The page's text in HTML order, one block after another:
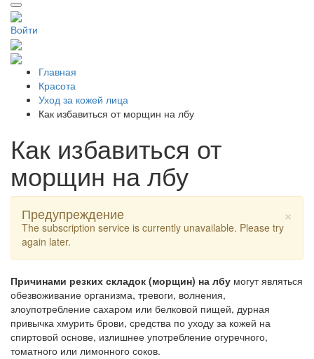
Войти
Главная
Красота
Уход за кожей лица
Как избавиться от морщин на лбу
Как избавиться от
морщин на лбу
×
Предупреждение
The subscription service is currently unavailable. Please try
again later.
Причинами резких складок (морщин) на лбу могут являться
обезвоживание организма, тревоги, волнения,
злоупотребление сахаром или белковой пищей, дурная
привычка хмурить брови, средства по уходу за кожей на
спиртовой основе, излишнее употребление огуречного,
томатного или лимонного соков.